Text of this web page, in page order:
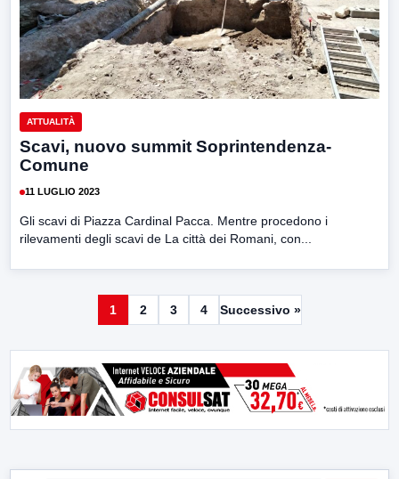
ATTUALITÀ
Scavi, nuovo summit Soprintendenza-
Comune
11 LUGLIO 2023
Gli scavi di Piazza Cardinal Pacca. Mentre procedono i
rilevamenti degli scavi de La città dei Romani, con...
1 2 3 4 Successivo »